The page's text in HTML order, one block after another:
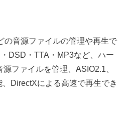
の音源ファイルの管理や再生で
DSD・TTA・MP3など、ハー
ファイルを管理、ASIO2.1、
DirectXによる高速で再生でき